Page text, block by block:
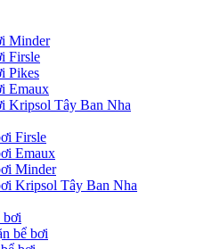
Minder
Firsle
Pikes
Emaux
Kripsol Tây Ban Nha
Firsle
Emaux
Minder
Kripsol Tây Ban Nha
bơi
bể bơi